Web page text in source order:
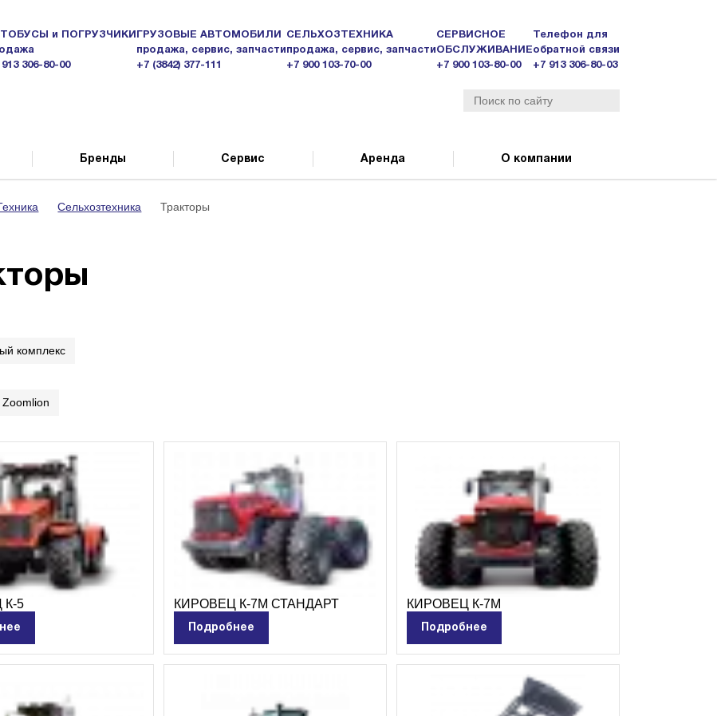
и ПОГРУЗЧИКИ
306-80-00
ГРУЗОВЫЕ АВТОМОБИЛИ
продажа, сервис, запчасти
+7 (3842) 377-111
СЕЛЬХОЗТЕХНИКА
продажа, сервис, запчасти
+7 900 103-70-00
СЕРВИСНОЕ
ОБСЛУЖИВАНИЕ
+7 900 103-80-00
Телефон для
обратной связи
+7 913 306-80-03
Бренды Сервис Аренда О компании
Сельхозтехника Тракторы
комплекс
Zoomlion
К-5 КИРОВЕЦ К-7М СТАНДАРТ
Подробнее
КИРОВЕЦ К-7М
Подробнее